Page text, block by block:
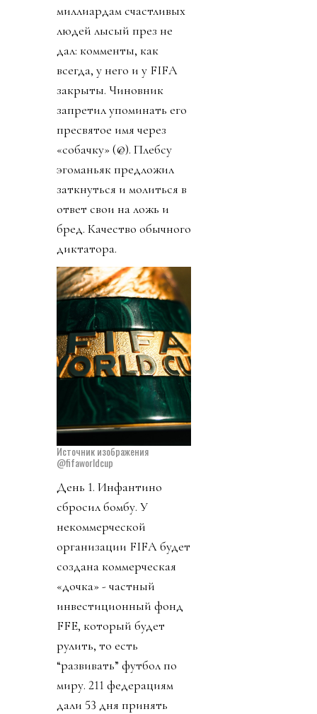
миллиардам счастливых
людей лысый през не
дал: комменты, как
всегда, у него и у FIFA
закрыты. Чиновник
запретил упоминать его
пресвятое имя через
«собачку» (@). Плебсу
эгоманьяк предложил
заткнуться и молиться в
ответ свои на ложь и
бред. Качество обычного
диктатора.
Источник изображения
@fifaworldcup
День 1. Инфантино
сбросил бомбу. У
некоммерческой
организации FIFA будет
создана коммерческая
«дочка» - частный
инвестиционный фонд
FFE, который будет
рулить, то есть
“развивать” футбол по
миру. 211 федерациям
дали 53 дня принять